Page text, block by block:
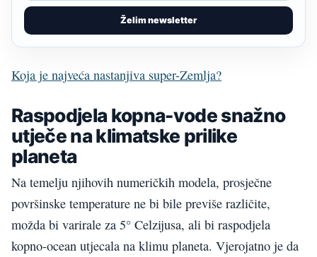
Želim newsletter
Koja je najveća nastanjiva super-Zemlja?
Raspodjela kopna-vode snažno
utječe na klimatske prilike
planeta
Na temelju njihovih numeričkih modela, prosječne
površinske temperature ne bi bile previše različite,
možda bi varirale za 5° Celzijusa, ali bi raspodjela
kopno-ocean utjecala na klimu planeta. Vjerojatno je da